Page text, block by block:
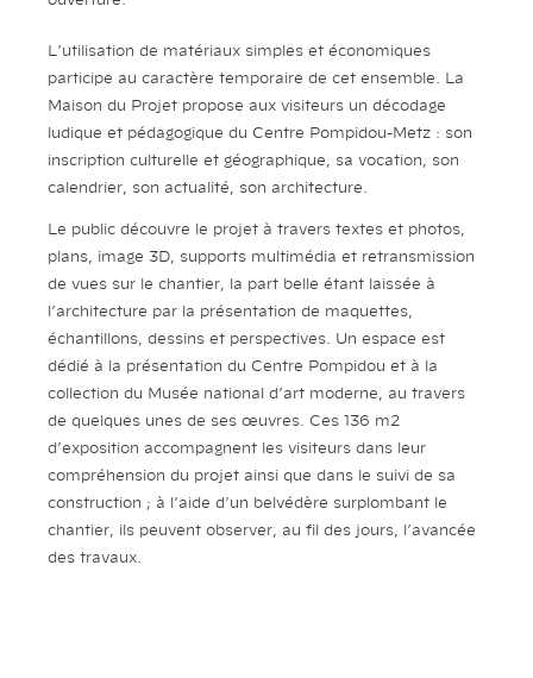
L’utilisation de matériaux simples et économiques
participe au caractère temporaire de cet ensemble. La
Maison du Projet propose aux visiteurs un décodage
ludique et pédagogique du Centre Pompidou-Metz : son
inscription culturelle et géographique, sa vocation, son
calendrier, son actualité, son architecture.
Le public découvre le projet à travers textes et photos,
plans, image 3D, supports multimédia et retransmission
de vues sur le chantier, la part belle étant laissée à
l’architecture par la présentation de maquettes,
échantillons, dessins et perspectives. Un espace est
dédié à la présentation du Centre Pompidou et à la
collection du Musée national d’art moderne, au travers
de quelques unes de ses œuvres. Ces 136 m2
d’exposition accompagnent les visiteurs dans leur
compréhension du projet ainsi que dans le suivi de sa
construction ; à l’aide d’un belvédère surplombant le
chantier, ils peuvent observer, au fil des jours, l’avancée
des travaux.